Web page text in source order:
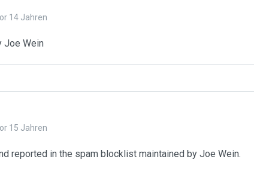
14 Jahren
Joe Wein
15 Jahren
reported in the spam blocklist maintained by Joe Wein.